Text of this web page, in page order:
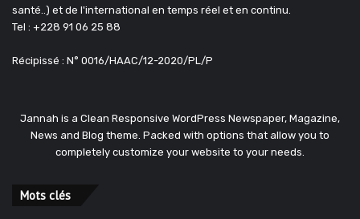
santé..) et de l'international en temps réel et en continu.
Tel : +228 91 06 25 88
Récipissé : N° 0016/HAAC/12-2020/PL/P
Jannah is a Clean Responsive WordPress Newspaper, Magazine,
News and Blog theme. Packed with options that allow you to
completely customize your website to your needs.
Mots clés